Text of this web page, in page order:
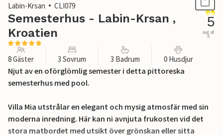
Labin-Krsan
CLI079
Semesterhus - Labin-Krsan ,
Kroatien
5
out of
5
8 Gäster 3 Sovrum 3 Badrum 0 Husdjur
Njut av en oförglömlig semester i detta pittoreska
semesterhus med pool.
Villa Mia utstrålar en elegant och mysig atmosfär med sin
moderna inredning. Här kan ni avnjuta frukosten vid det
stora matbordet med utsikt över grönskan eller sitta